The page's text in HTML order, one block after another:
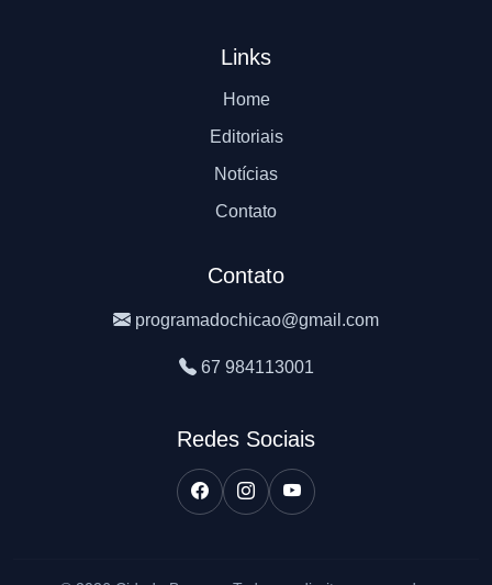
Links
Home
Editoriais
Notícias
Contato
Contato
programadochicao@gmail.com
67 984113001
Redes Sociais